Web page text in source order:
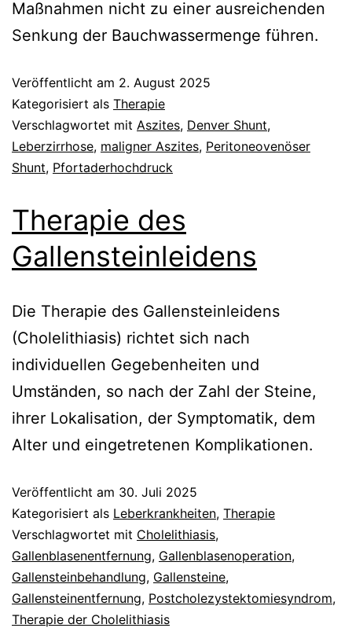
Maßnahmen nicht zu einer ausreichenden
Senkung der Bauchwassermenge führen.
Veröffentlicht am 2. August 2025
Kategorisiert als Therapie
Verschlagwortet mit Aszites, Denver Shunt,
Leberzirrhose, maligner Aszites, Peritoneovenöser
Shunt, Pfortaderhochdruck
Therapie des
Gallensteinleidens
Die Therapie des Gallensteinleidens
(Cholelithiasis) richtet sich nach
individuellen Gegebenheiten und
Umständen, so nach der Zahl der Steine,
ihrer Lokalisation, der Symptomatik, dem
Alter und eingetretenen Komplikationen.
Veröffentlicht am 30. Juli 2025
Kategorisiert als Leberkrankheiten, Therapie
Verschlagwortet mit Cholelithiasis,
Gallenblasenentfernung, Gallenblasenoperation,
Gallensteinbehandlung, Gallensteine,
Gallensteinentfernung, Postcholezystektomiesyndrom,
Therapie der Cholelithiasis